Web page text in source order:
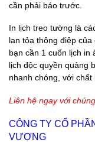
cần phải báo trước.
In lịch treo tường là
lan tỏa thông điệp
bạn cần 1 cuốn lịch in
lịch độc quyền quảng
nhanh chóng, với chất
Liên hệ ngay với
CÔNG TY CỔ
VƯỢNG